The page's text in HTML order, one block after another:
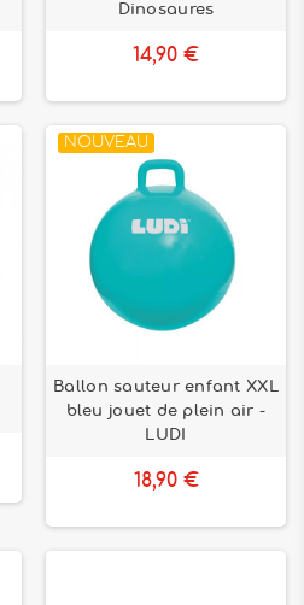
Dinosaures
14,90 €
NOUVEAU
Ballon sauteur enfant XXL
bleu jouet de plein air -
LUDI
18,90 €